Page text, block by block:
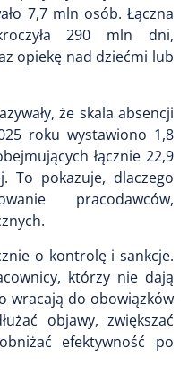
7,7 mln osób. Łączna
290 mln dni,
opiekę nad dziećmi lub
że skala absencji
roku wystawiono 1,8
łącznie 22,9
To pokazuje, dlaczego
pracodawców,
o kontrolę i sankcje.
którzy nie dają
wracają do obowiązków
objawy, zwiększać
efektywność po